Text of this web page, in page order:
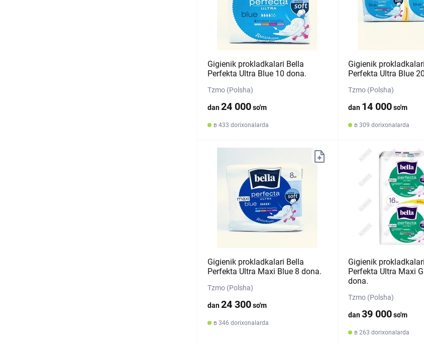
Gigienik prokladkalari Bella
Perfekta Ultra Blue 10 dona.
Tzmo (Polsha)
dan24 000so'm
в 433 dorixonalarda
Gigienik
Perfekta Ultra Blue
Tzmo (Polsha)
dan 14 000so'm
в 309 dorixonalarda
Gigienik prokladkalari Bella
Perfekta Ultra Maxi Blue 8 dona.
Tzmo (Polsha)
dan24 300so'm
в 346 dorixonalarda
Gigienik
Perfekta Ultra Maxi
dona.
Tzmo (Polsha)
dan39 000so'm
в 263 dorixonalarda